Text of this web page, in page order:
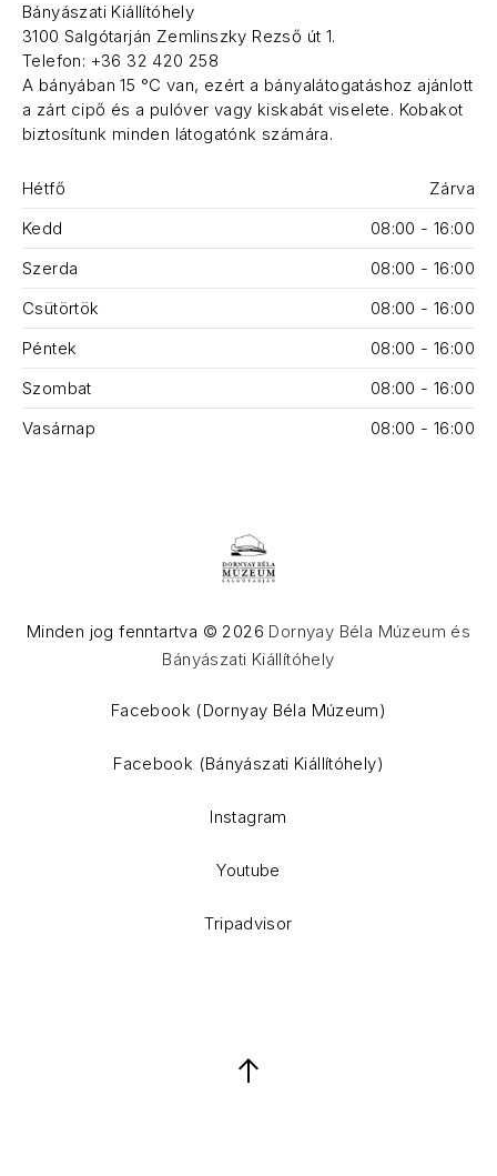
Bányászati Kiállítóhely
3100 Salgótarján Zemlinszky Rezső út 1.
Telefon: +36 32 420 258
A bányában 15 °C van, ezért a bányalátogatáshoz ajánlott
a zárt cipő és a pulóver vagy kiskabát viselete. Kobakot
biztosítunk minden látogatónk számára.
Hétfő
Zárva
Kedd
08:00 - 16:00
Szerda
08:00 - 16:00
Csütörtök
08:00 - 16:00
Péntek
08:00 - 16:00
Szombat
08:00 - 16:00
Vasárnap
08:00 - 16:00
Minden jog fenntartva © 2026 Dornyay Béla Múzeum és
Bányászati Kiállítóhely
Facebook (Dornyay Béla Múzeum)
Facebook (Bányászati Kiállítóhely)
Instagram
Youtube
Tripadvisor